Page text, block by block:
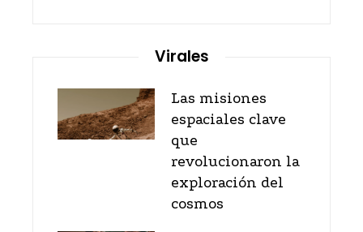
Virales
Las misiones
espaciales clave
que
revolucionaron la
exploración del
cosmos